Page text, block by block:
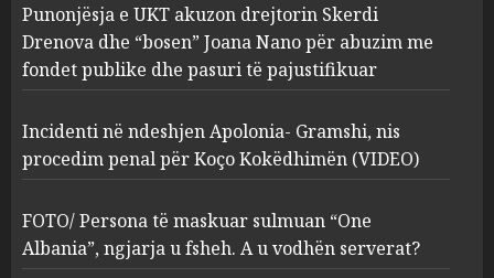
2
Apolonia- Gramshi, nis
procedim penal për Koço
Kokëdhimën (VIDEO)
MARCH 27, 2025
3
FOTO/ Persona të maskuar
sulmuan “One Albania”,
ngjarja u fsheh. A u vodhën
serverat?
MARCH 25, 2025
Punonjësja e UKT akuzon drejtorin Skerdi
Drenova dhe “bosen” Joana Nano për abuzim me
fondet publike dhe pasuri të pajustifikuar
Incidenti në ndeshjen Apolonia- Gramshi, nis
procedim penal për Koço Kokëdhimën (VIDEO)
FOTO/ Persona të maskuar sulmuan “One
Albania”, ngjarja u fsheh. A u vodhën serverat?